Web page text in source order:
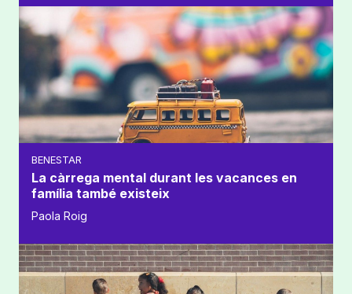
BENESTAR
La càrrega mental durant les vacances en
família també existeix
Paola Roig